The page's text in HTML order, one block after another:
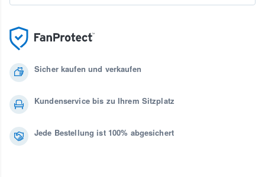
Sicher kaufen und verkaufen
Kundenservice bis zu Ihrem Sitzplatz
Jede Bestellung ist 100% abgesichert